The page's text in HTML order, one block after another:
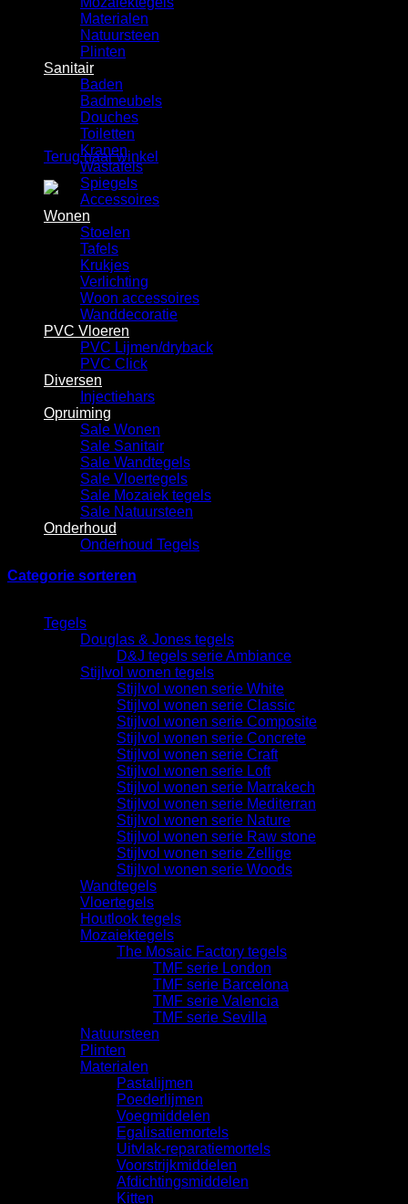
Winkelwagen
Geen producten in de winkelwagen.
Terug naar winkel
Materialen
Natuursteen
Plinten
Sanitair
Baden
Badmeubels
Douches
Toiletten
Kranen
Wastafels
Spiegels
Accessoires
Wonen
Stoelen
Tafels
Krukjes
Verlichting
Woon accessoires
Wanddecoratie
PVC Vloeren
PVC Lijmen/dryback
PVC Click
Diversen
Injectiehars
Opruiming
Sale Wonen
Sale Sanitair
Sale Wandtegels
Sale Vloertegels
Sale Mozaiek tegels
Sale Natuursteen
Onderhoud
Onderhoud Tegels
Categorie sorteren
Tegels
Douglas & Jones tegels
D&J tegels serie Ambiance
Stijlvol wonen tegels
Stijlvol wonen serie White
Stijlvol wonen serie Classic
Stijlvol wonen serie Composite
Stijlvol wonen serie Concrete
Stijlvol wonen serie Craft
Stijlvol wonen serie Loft
Stijlvol wonen serie Marrakech
Stijlvol wonen serie Mediterran
Stijlvol wonen serie Nature
Stijlvol wonen serie Raw stone
Stijlvol wonen serie Zellige
Stijlvol wonen serie Woods
Wandtegels
Vloertegels
Houtlook tegels
Mozaiektegels
The Mosaic Factory tegels
TMF serie London
TMF serie Barcelona
TMF serie Valencia
TMF serie Sevilla
Natuursteen
Plinten
Materialen
Pastalijmen
Poederlijmen
Voegmiddelen
Egalisatiemortels
Uitvlak-reparatiemortels
Voorstrijkmiddelen
Afdichtingsmiddelen
Kitten